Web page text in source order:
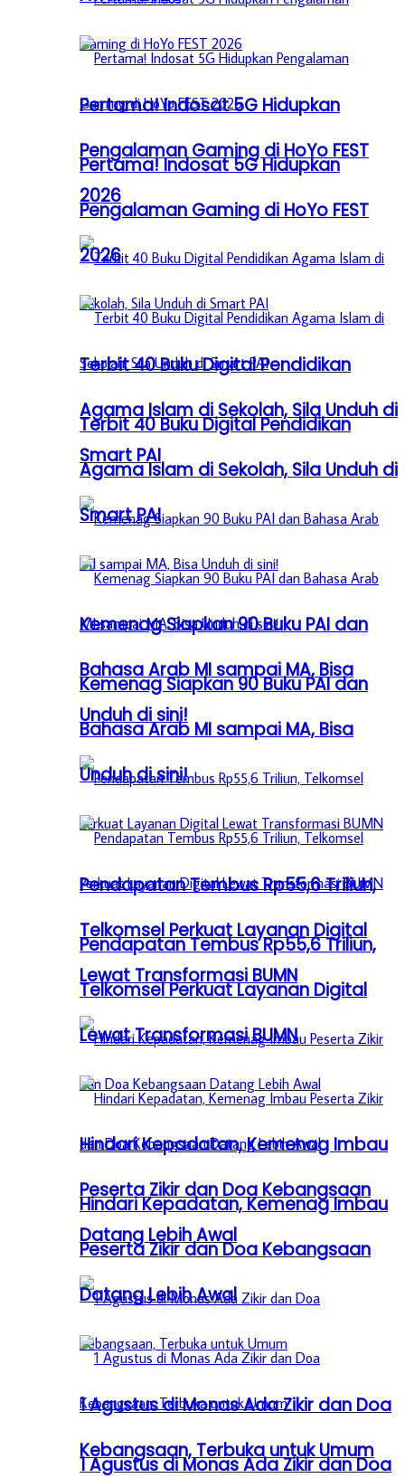
Pertama! Indosat 5G Hidupkan
Pengalaman Gaming di HoYo FEST
2026
Terbit 40 Buku Digital Pendidikan
Agama Islam di Sekolah, Sila Unduh di
Smart PAI
Kemenag Siapkan 90 Buku PAI dan
Bahasa Arab MI sampai MA, Bisa
Unduh di sini!
Pendapatan Tembus Rp55,6 Triliun,
Telkomsel Perkuat Layanan Digital
Lewat Transformasi BUMN
Hindari Kepadatan, Kemenag Imbau
Peserta Zikir dan Doa Kebangsaan
Datang Lebih Awal
1 Agustus di Monas Ada Zikir dan Doa
Kebangsaan, Terbuka untuk Umum
Pertama! Indosat 5G Hidupkan
Pengalaman Gaming di HoYo FEST
2026
Terbit 40 Buku Digital Pendidikan
Agama Islam di Sekolah, Sila Unduh di
Smart PAI
Kemenag Siapkan 90 Buku PAI dan
Bahasa Arab MI sampai MA, Bisa
Unduh di sini!
Pendapatan Tembus Rp55,6 Triliun,
Telkomsel Perkuat Layanan Digital
Lewat Transformasi BUMN
Hindari Kepadatan, Kemenag Imbau
Peserta Zikir dan Doa Kebangsaan
Datang Lebih Awal
1 Agustus di Monas Ada Zikir dan Doa